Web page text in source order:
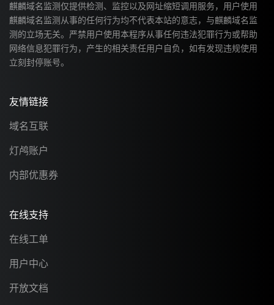
麒麟域名监测仅提供检测、监控以及网址缩短调用服务，用户使用
麒麟域名监测从事的任何行为均不代表本站的意志，与麒麟域名监
测的立场无关。严禁用户使用本程序从事任何违法犯罪行为或帮助
网络信息犯罪行为，产生的相关责任用户自负，如有发现违规使用
立刻封停账号。
友情链接
域名互联
灯鸬账户
内部优惠券
在线支持
在线工单
用户中心
开放文档